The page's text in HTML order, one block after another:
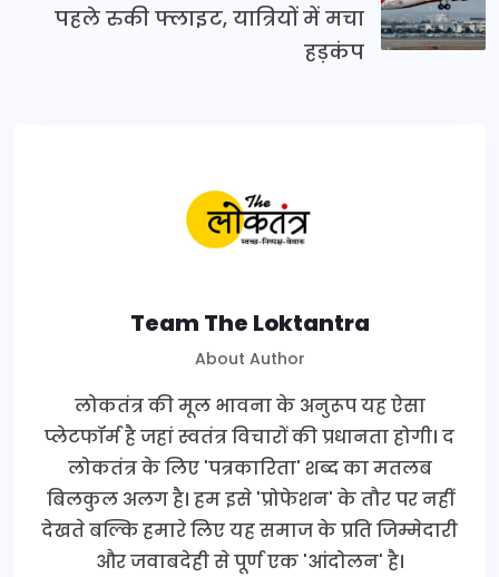
पहले रुकी फ्लाइट, यात्रियों में मचा
हड़कंप
Team The Loktantra
About Author
लोकतंत्र की मूल भावना के अनुरूप यह ऐसा
प्लेटफॉर्म है जहां स्वतंत्र विचारों की प्रधानता होगी। द
लोकतंत्र के लिए 'पत्रकारिता' शब्द का मतलब
बिलकुल अलग है। हम इसे 'प्रोफेशन' के तौर पर नहीं
देखते बल्कि हमारे लिए यह समाज के प्रति जिम्मेदारी
और जवाबदेही से पूर्ण एक 'आंदोलन' है।